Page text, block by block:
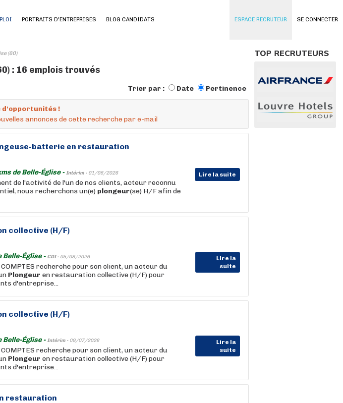
SE CONNECTER
PORTRAITS D'ENTREPRISES BLOG CANDIDATS ESPACE RECRUTEUR
(60)
: 16 emplois trouvés
Trier par : Date Pertinence
d'opportunités !
annonces de cette recherche par e-mail
batterie en restauration
de Belle-Église -Intérim - 01/08/2026 Lire la suite
de l'activité de l'un de nos clients, acteur reconnu
nous recherchons un(e) plongeur(se) H/F afin de
collective (H/F)
Belle-Église - CDI - 05/08/2026
Lire la
suite
COMPTES recherche pour son client, un acteur du
Plongeur en restauration collective (H/F) pour
d'entreprise...
collective (H/F)
Belle-Église -Intérim - 09/07/2026
Lire la
suite
COMPTES recherche pour son client, un acteur du
Plongeur en restauration collective (H/F) pour
d'entreprise...
restauration
TOP RECRUTEURS